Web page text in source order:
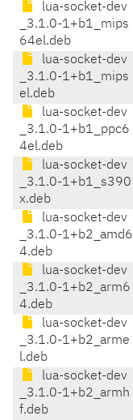
lua-socket-dev
_3.1.0-1+b1_mips
64el.deb
lua-socket-dev
_3.1.0-1+b1_mips
el.deb
lua-socket-dev
_3.1.0-1+b1_ppc6
4el.deb
lua-socket-dev
_3.1.0-1+b1_s390
x.deb
lua-socket-dev
_3.1.0-1+b2_amd6
4.deb
lua-socket-dev
_3.1.0-1+b2_arm6
4.deb
lua-socket-dev
_3.1.0-1+b2_arme
l.deb
lua-socket-dev
_3.1.0-1+b2_armh
f.deb